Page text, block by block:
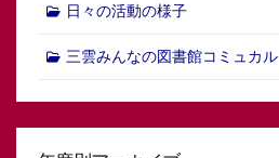
日々の活動の様子
三雲みんなの図書館コミュカル